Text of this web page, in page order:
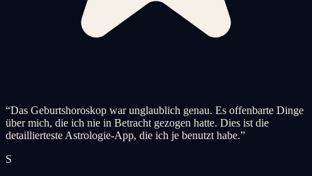
“Das Geburtshoroskop war unglaublich genau. Es offenbarte Dinge
über mich, die ich nie in Betracht gezogen hatte. Dies ist die
detaillierteste Astrologie-App, die ich je benutzt habe.”
S